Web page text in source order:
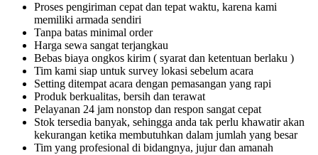
Proses pengiriman cepat dan tepat waktu, karena kami
memiliki armada sendiri
Tanpa batas minimal order
Harga sewa sangat terjangkau
Bebas biaya ongkos kirim ( syarat dan ketentuan berlaku )
Tim kami siap untuk survey lokasi sebelum acara
Setting ditempat acara dengan pemasangan yang rapi
Produk berkualitas, bersih dan terawat
Pelayanan 24 jam nonstop dan respon sangat cepat
Stok tersedia banyak, sehingga anda tak perlu khawatir akan
kekurangan ketika membutuhkan dalam jumlah yang besar
Tim yang profesional di bidangnya, jujur dan amanah